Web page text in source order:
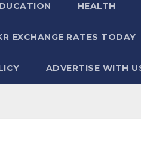
HEALTH
EXCHANGE RATES TODAY
ADVERTISE WITH